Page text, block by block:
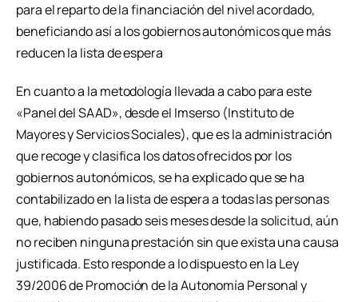
para el reparto de la financiación del nivel acordado,
beneficiando así a los gobiernos autonómicos que más
reducen la lista de espera
En cuanto a la metodología llevada a cabo para este
«Panel del SAAD», desde el Imserso (Instituto de
Mayores y Servicios Sociales), que es la administración
que recoge y clasifica los datos ofrecidos por los
gobiernos autonómicos, se ha explicado que se ha
contabilizado en la lista de espera a todas las personas
que, habiendo pasado seis meses desde la solicitud, aún
no reciben ninguna prestación sin que exista una causa
justificada. Esto responde a lo dispuesto en la Ley
39/2006 de Promoción de la Autonomía Personal y